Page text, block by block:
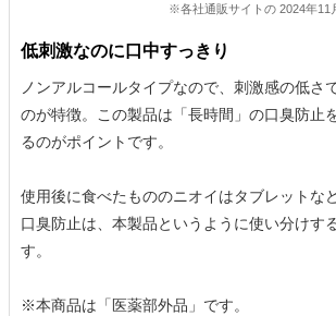
※各社通販サイトの 2024年11
低刺激なのに口中すっきり
ノンアルコールタイプなので、刺激感の低さ
のが特徴。この製品は「長時間」の口臭防止
るのがポイントです。
使用後に食べたもののニオイはタブレットな
口臭防止は、本製品というように使い分けす
す。
※本商品は「医薬部外品」です。